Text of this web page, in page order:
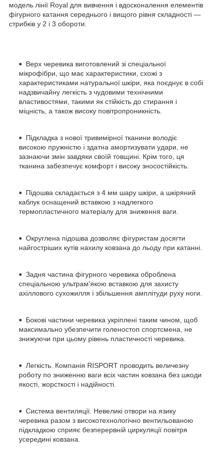
модель лінії Royal для вивчення і вдосконалення елементів
фігурного катання середнього і вищого рівня складності —
стрибків у 2 і 3 обороти.
Верх черевика виготовлений зі спеціальної
мікрофібри, що має характеристики, схожі з
характеристиками натуральної шкіри, яка поєднує в собі
надзвичайну легкість з чудовими технічними
властивостями, такими як стійкість до стирання і
міцність, а також високу повітропроникність.
Підкладка з нової тривимірної тканини володіє
високою пружністю і здатна амортизувати удари, не
зазнаючи змін завдяки своїй товщині. Крім того, ця
тканина забезпечує комфорт і високу зносостійкість.
Підошва складається з 4 мм шару шкіри, а шкіряний
каблук оснащений вставкою з надлегкого
термопластичного матеріалу для зниження ваги.
Округлена підошва дозволяє фігуристам досягти
найгостріших кутів нахилу ковзана до льоду при катанні.
Задня частина фігурного черевика оброблена
спеціальною ультрам'якою вставкою для захисту
ахіллового сухожилля і збільшення амплітуди руху ноги.
Бокові частини черевика укріплені таким чином, щоб
максимально убезпечити голеностоп спортсмена, не
знижуючи при цьому рівень пластичності черевика.
Легкість. Компанія RISPORT проводить величезну
роботу по зниженню ваги всіх частин ковзана без шкоди
якості, жорсткості і надійності.
Система вентиляції. Невеликі отвори на язику
черевика разом з високотехнологічно вентильованою
підкладкою сприяє безперервній циркуляції повітря
усередині ковзана.